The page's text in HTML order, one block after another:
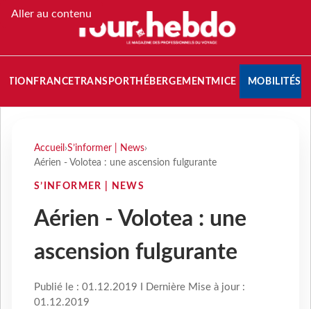
Aller au contenu
FRANCETRANSPORT HÉBERGEMENTMICE MOBILITÉS
Accueil ›S’informer | News›
Aérien - Volotea : une ascension fulgurante
S’INFORMER | NEWS
Aérien - Volotea : une
ascension fulgurante
Publié le : 01.12.2019 I Dernière Mise à jour :
01.12.2019